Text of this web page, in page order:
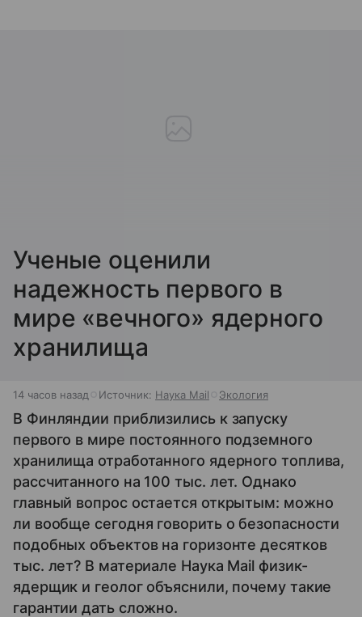
Ученые оценили
надежность первого в
мире «вечного» ядерного
хранилища
14 часов назад Источник: Наука Mail Экология
В Финляндии приблизились к запуску
первого в мире постоянного подземного
хранилища отработанного ядерного топлива,
рассчитанного на 100 тыс. лет. Однако
главный вопрос остается открытым: можно
ли вообще сегодня говорить о безопасности
подобных объектов на горизонте десятков
тыс. лет? В материале Наука Mail физик-
ядерщик и геолог объяснили, почему такие
гарантии дать сложно.